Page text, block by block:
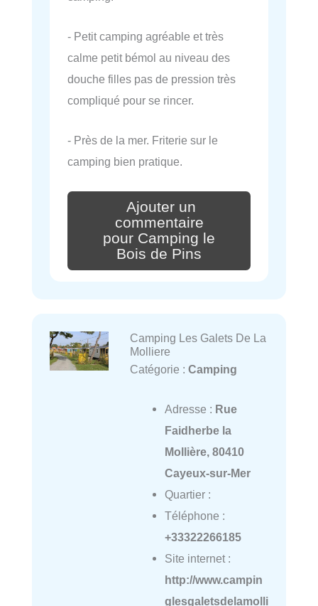
- Petit camping agréable et très
calme petit bémol au niveau des
douche filles pas de pression très
compliqué pour se rincer.
- Près de la mer. Friterie sur le
camping bien pratique.
Ajouter un
commentaire
pour Camping le
Bois de Pins
Camping Les Galets De La
Molliere
Catégorie : Camping
Adresse : Rue
Faidherbe la
Mollière, 80410
Cayeux-sur-Mer
Quartier :
Téléphone :
+33322266185
Site internet :
http://www.campin
glesgaletsdelamolli